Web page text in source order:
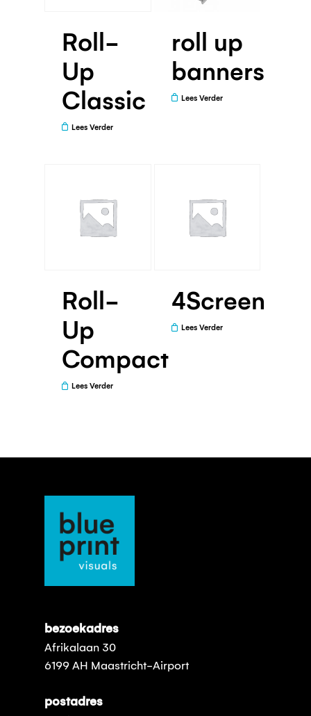
Roll-
Up
Classic
Lees Verder
roll up
banners
Lees Verder
Roll-
Up
Compact
Lees Verder
4Screen
Lees Verder
bezoekadres
Afrikalaan 30
6199 AH Maastricht-Airport
postadres